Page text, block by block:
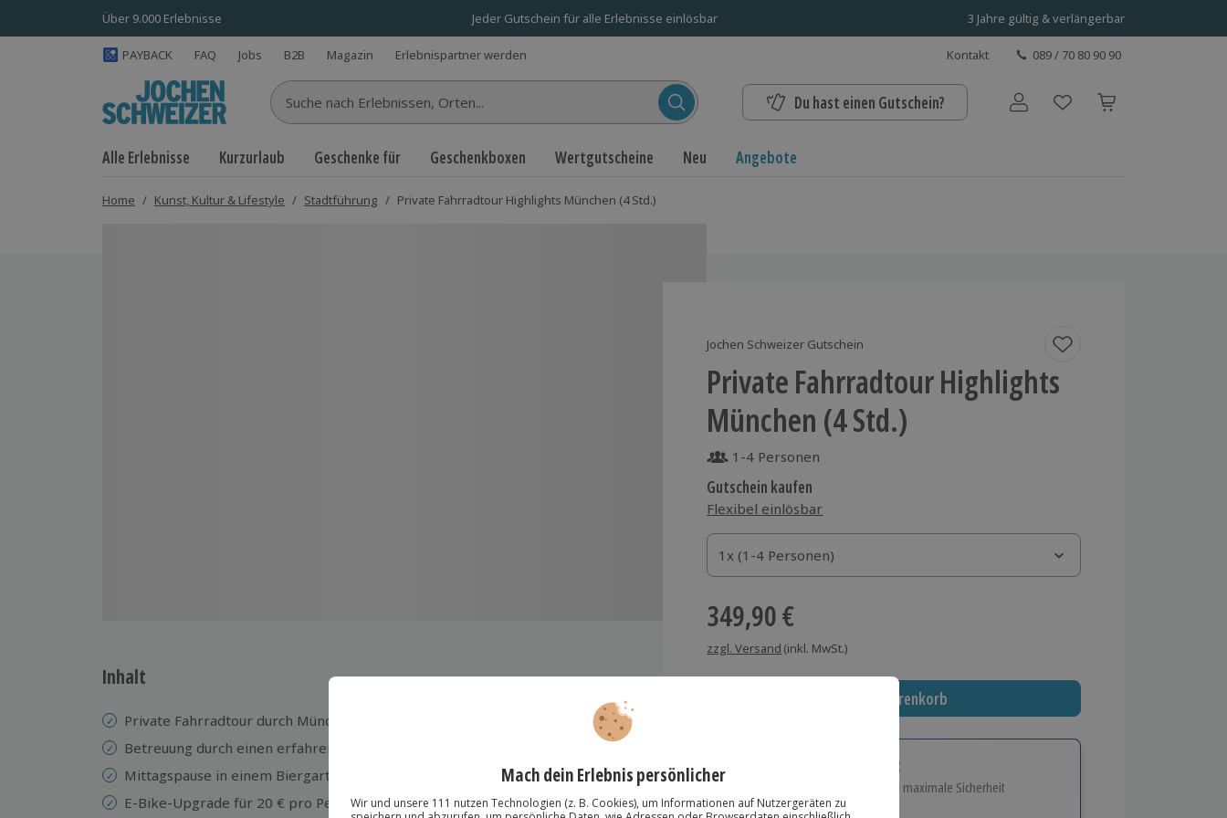
Über 9.000 Erlebnisse Jeder Gutschein für alle Erlebnisse einlösbar 3 Jahre gültig & verlängerbar
PAYBACK FAQ Jobs B2B Magazin Erlebnispartner werden Kontakt 089 / 70 80 90 90
Suche nach Erlebnissen... Du hast einen Gutschein? Benutzerkonto
Alle Erlebnisse Kurzurlaub Geschenke für Geschenkboxen Wertgutscheine Neu Angebote
Home / Kunst, Kultur & Lifestyle / Stadtführung / Private Fahrradtour Highlights München (4 Std.)
Jochen Schweizer Gutschein
Private Fahrradtour Highlights
München (4 Std.)
1-4 Personen
Gutschein kaufen
Flexibel einlösbar
1x (1-4 Personen)
1x (1-4 Personen)
1x (1-4 Personen)
349,90 €
zzgl. Versand (inkl. MwSt.)
In den Warenkorb
Immer das richtige Geschenk:
Große Auswahl, volle Flexibilität und maximale Sicherheit
Inhalt
Private Fahrradtour durch München
Betreuung durch einen erfahrenen Guide
Mittagspause in einem Biergarten (Kosten nicht inbegriffen)
E-Bike-Upgrade für 20 € pro Person möglich